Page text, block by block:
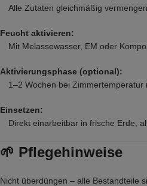
Alle Zutaten gleichmäßig
Feucht aktivieren:
Mit Melassewasser, EM oder
Aktivierungsphase (optional):
1–2 Wochen bei Zimmertemperatur
Einsetzen:
Direkt einarbeitbar in frische Erde,
🌱 Pflegehinweise
Nicht überdüngen – alle Bestandteile